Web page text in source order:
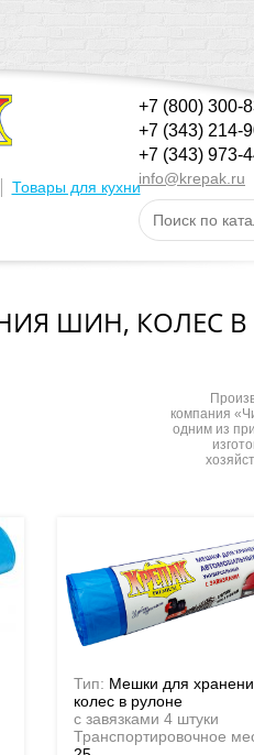
| Товары для кухни
+7 (800) 300-
+7 (343) 214-
+7 (343) 973-
info@krepak.ru
ШИН, КОЛЕС В
компания
одним из
Тип: Мешки для
колес в рулоне
с завязками 4 штуки
Транспортировочное